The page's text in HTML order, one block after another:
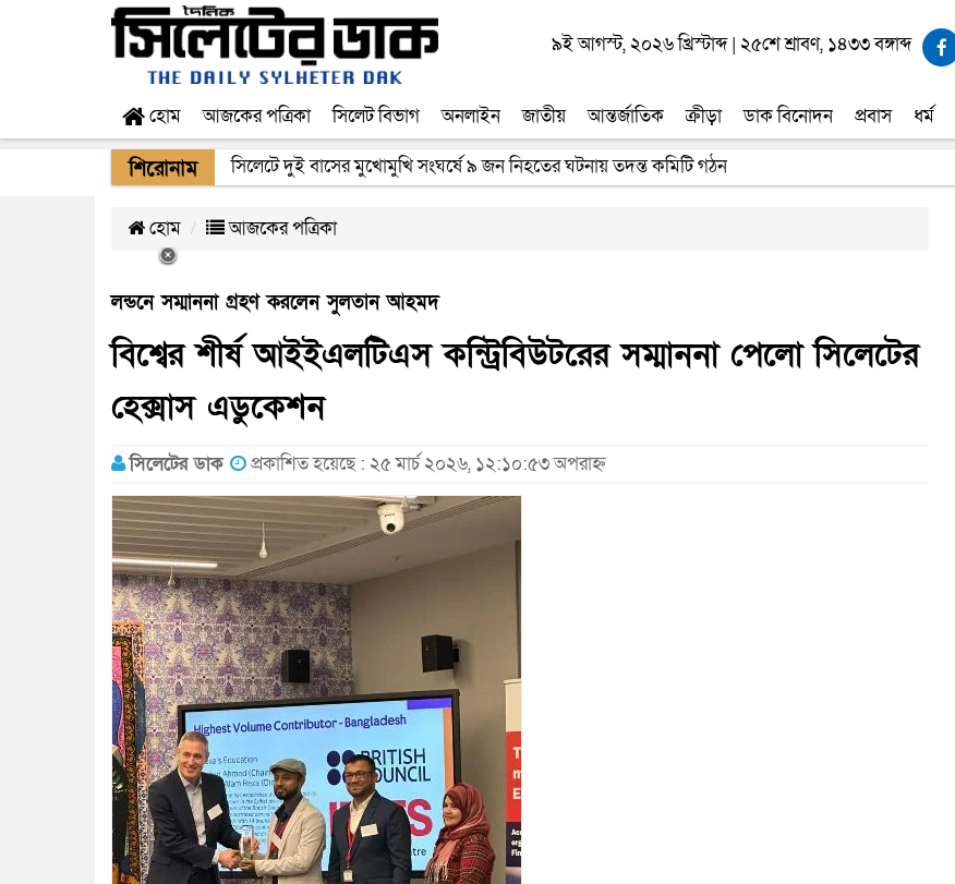
৯ই আগস্ট, ২০২৬ খ্রিস্টাব্দ| ২৫শে শ্রাবণ, ১৪৩৩ বঙ্গাব্দ
হোম আজকের পত্রিকা সিলেট বিভাগ অনলাইন জাতীয় আন্তর্জাতিক ক্রীড়া ডাক বিনোদন প্রবাস ধর্ম
শিরোনাম সিলেটে দুই বাসের মুখোমুখি সংঘর্ষে ৯ জন নিহতের ঘটনায় তদন্ত কমিটি গঠন
সিলেটে সড়ক দুর্ঘটনায় নিহতদের পরিবার পাচ্ছে ৫ লাখ টাকা করে সরকারি অনুদান
হোম আজকের পত্রিকা
লন্ডনে সম্মাননা গ্রহণ করলেন সুলতান আহমদ
বিশ্বের শীর্ষ আইইএলটিএস কন্ট্রিবিউটরের সম্মাননা পেলো সিলেটের
হেক্সাস এডুকেশন
সিলেটের ডাক প্রকাশিত হয়েছে : ২৫ মার্চ ২০২৬, ১২:১০:৫৩ অপরাহ্ন